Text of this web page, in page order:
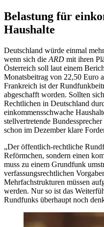
Belastung für
Haushalte
Deutschland würde einmal
wenn sich die ARD mit ihren
Österreich soll laut einem
Monatsbeitrag von 22,50 Euro
Frankreich ist der
abgeschafft worden. Sollten
Rechtlichen in Deutschland
einkommensschwache
stellvertretende
schon im Dezember klare
„Der öffentlich-rechtliche
Reförmchen, sondern einen
muss zu einem Grundfunk
verfassungsrechtlichen
Mehrfachstrukturen müssen
werden. Nur so ist das
Rundfunks überhaupt noch